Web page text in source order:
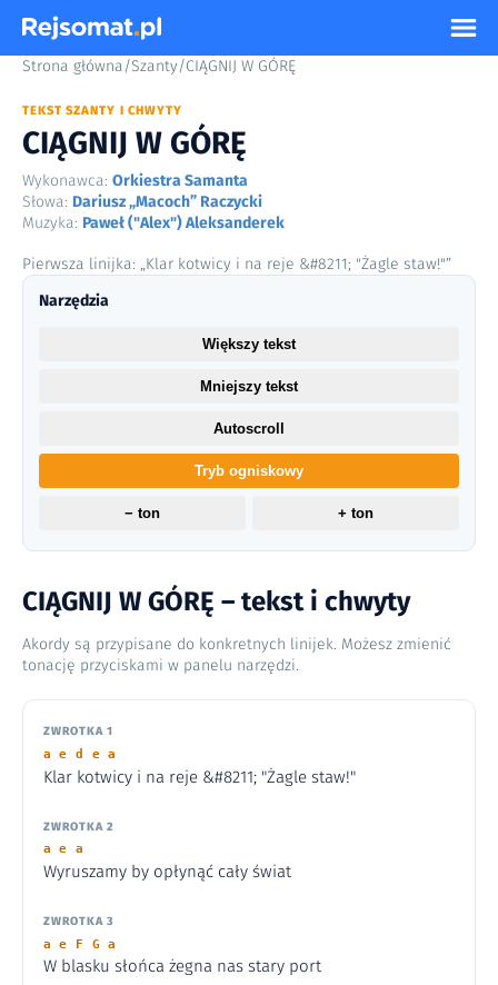
Strona główna/Szanty/CIĄGNIJ W GÓRĘ
TEKST SZANTY I CHWYTY
CIĄGNIJ W GÓRĘ
Wykonawca: Orkiestra Samanta
Słowa: Dariusz „Macoch” Raczycki
Muzyka: Paweł ("Alex") Aleksanderek
Pierwsza linijka: „Klar kotwicy i na reje &#8211; "Żagle staw!"”
CIĄGNIJ W GÓRĘ – tekst i chwyty
Akordy są przypisane do konkretnych linijek. Możesz zmienić
tonację przyciskami w panelu narzędzi.
ZWROTKA 1
a e d e a
Klar kotwicy i na reje &#8211; "Żagle staw!"
ZWROTKA 2
a e a
Wyruszamy by opłynąć cały świat
ZWROTKA 3
a e F G a
W blasku słońca żegna nas stary port
Narzędzia
Większy tekst
Mniejszy tekst
Autoscroll
Tryb ogniskowy
− ton + ton